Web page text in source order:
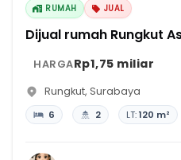
RUMAH JUAL
Dijual rumah Rungkut
HARGARp1,75 miliar
Rungkut, Surabaya
6 2 LT:120 m²